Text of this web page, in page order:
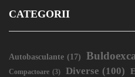
CATEGORII
Autobasculante (17)
Compactoare (3) Diverse (100)